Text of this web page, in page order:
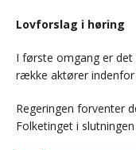
Lovforslag i høring
I første omgang er
række aktører indenfor
Regeringen forventer
Folketinget i